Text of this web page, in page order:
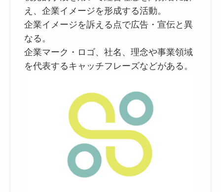
え、企業イメージを形成する活動。
企業イメージを訴える点で広告・宣伝と異
なる。
企業マーク・ロゴ、社名、理念や事業領域
を代表するキャッチフレーズなどがある。